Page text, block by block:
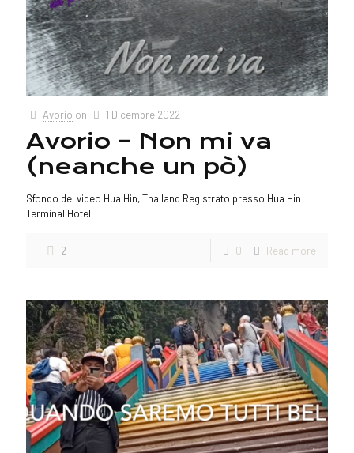
Avorio on 1 Dicembre 2022
Avorio – Non mi va
(neanche un pò)
Sfondo del video Hua Hin, Thailand Registrato presso Hua Hin
Terminal Hotel
2 0 Read more